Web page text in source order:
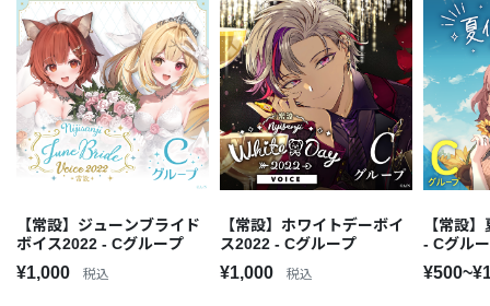
【常設】ジューンブライド
ボイス2022 - Cグループ
¥1,000 税込
【常設】ホワイトデーボイ
ス2022 - Cグループ
¥1,000 税込
【常設
- Cグル